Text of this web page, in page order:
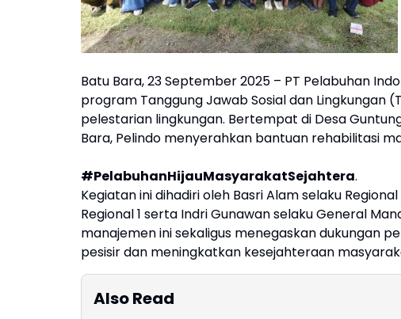
Batu Bara, 23 September 2025 – PT Pelabuhan
program Tanggung Jawab Sosial dan Lingkungan
pelestarian lingkungan. Bertempat di Desa
Bara, Pelindo menyerahkan bantuan rehabilitasi
#PelabuhanHijauMasyarakatSejahtera.
Kegiatan ini dihadiri oleh Basri Alam selaku
Regional 1 serta Indri Gunawan selaku General
manajemen ini sekaligus menegaskan dukungan
pesisir dan meningkatkan kesejahteraan
Also Read